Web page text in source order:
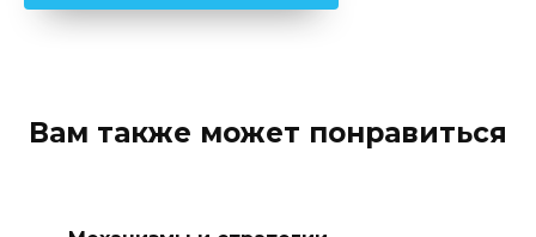
Вам также может понравиться